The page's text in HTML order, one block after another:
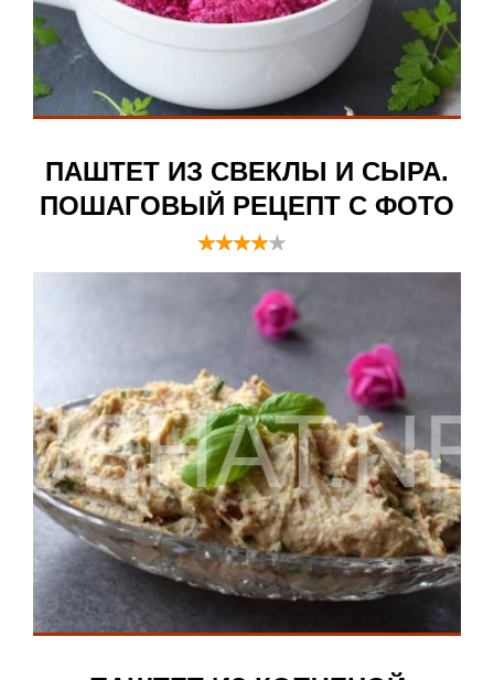
ПАШТЕТ ИЗ СВЕКЛЫ И СЫРА.
ПОШАГОВЫЙ РЕЦЕПТ С ФОТО